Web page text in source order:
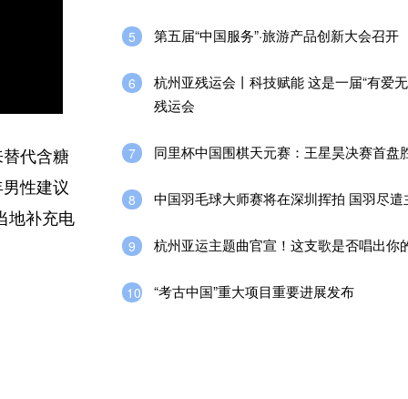
代含糖
性建议
地补充电
5 第五届“中国服务”·旅游产品创新大会召开
6
杭州亚残运会丨科技赋能 这是一届“有爱
残运会
7 同里杯中国围棋天元赛：王星昊决赛首盘
8 中国羽毛球大师赛将在深圳挥拍 国羽尽遣
9 杭州亚运主题曲官宣！这支歌是否唱出你
10 “考古中国”重大项目重要进展发布